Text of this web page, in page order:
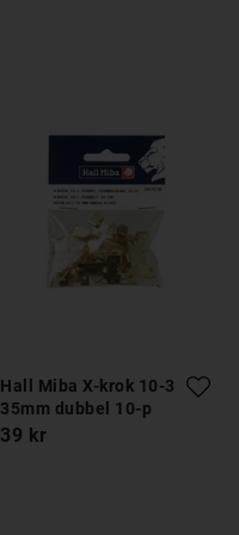
Hall Miba X-krok 10-3
35mm dubbel 10-p
39 kr